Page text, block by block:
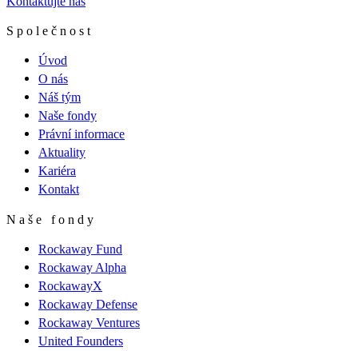
Společnost
Úvod
O nás
Náš tým
Naše fondy
Právní informace
Aktuality
Kariéra
Kontakt
Naše fondy
Rockaway Fund
Rockaway Alpha
RockawayX
Rockaway Defense
Rockaway Ventures
United Founders